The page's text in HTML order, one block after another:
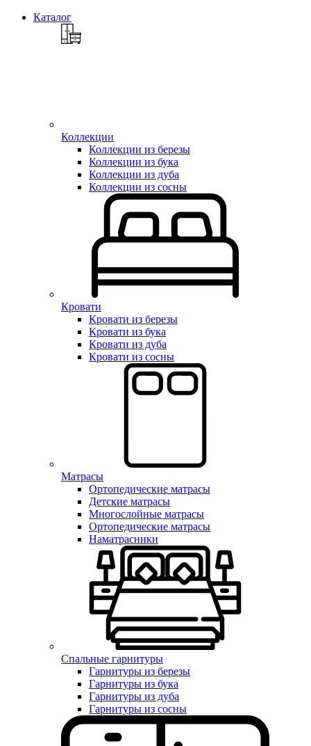
Каталог
Коллекции
Коллекции из березы
Коллекции из бука
Коллекции из дуба
Коллекции из сосны
Кровати
Кровати из березы
Кровати из бука
Кровати из дуба
Кровати из сосны
Матрасы
Ортопедические матрасы
Детские матрасы
Многослойные матрасы
Ортопедические матрасы
Наматрасники
Спальные гарнитуры
Гарнитуры из березы
Гарнитуры из бука
Гарнитуры из дуба
Гарнитуры из сосны